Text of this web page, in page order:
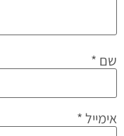
שם *
אימייל*